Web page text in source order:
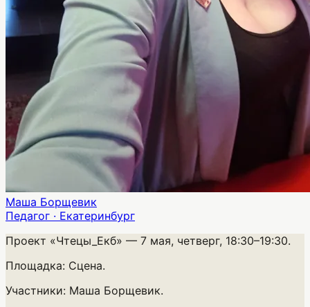
Маша Борщевик
Педагог · Екатеринбург
Проект «Чтецы_Екб» — 7 мая, четверг, 18:30–19:30.
Площадка: Сцена.
Участники: Маша Борщевик.